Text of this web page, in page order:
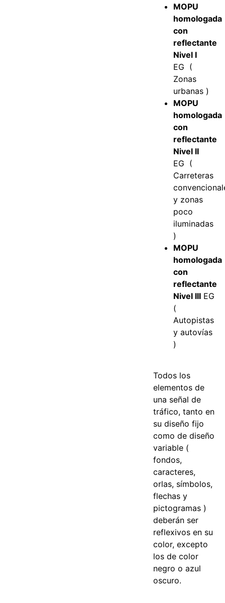
MOPU
homologada
con
reflectante
Nivel I
EG (
Zonas
urbanas )
MOPU
homologada
con
reflectante
Nivel II
EG (
Carreteras
y zonas
poco
iluminadas
)
MOPU
homologada
con
reflectante
Nivel III EG
(
Autopistas
y autovías
)
Todos los
elementos de
una señal de
tráfico, tanto en
su diseño fijo
como de diseño
variable (
fondos,
caracteres,
orlas, símbolos,
flechas y
pictogramas )
deberán ser
reflexivos en su
color, excepto
los de color
negro o azul
oscuro.